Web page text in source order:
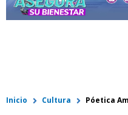
Inicio Cultura Póetica